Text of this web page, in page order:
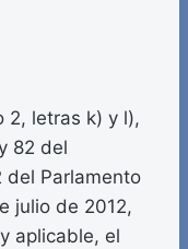
2, letras k) y l),
82 del
del Parlamento
julio de 2012,
aplicable, el